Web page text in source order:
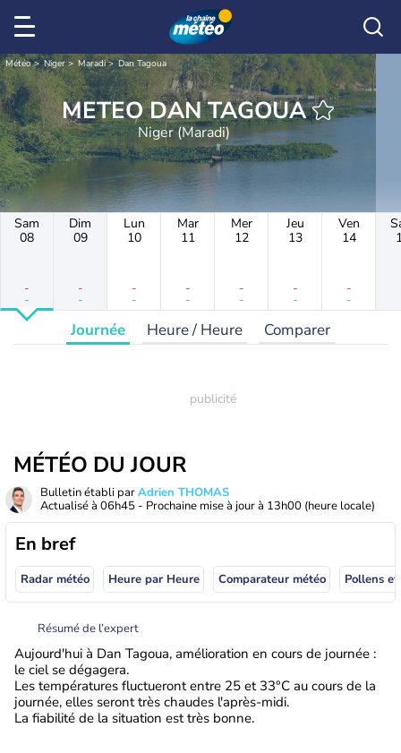
Météo Niger Maradi Dan Tagoua
METEO DAN TAGOUA
Niger (Maradi)
Sam
08
-
-
Dim
09
-
-
Lun
10
-
-
Mar
11
-
-
Mer
12
-
-
Jeu
13
-
-
Ven
14
-
-
Journée Heure / Heure Comparer
MÉTÉO DU JOUR
Bulletin établi parAdrien THOMAS
Actualisé à 06h45 - Prochaine mise à jour à 13h00 (heure locale)
En bref
Radar météo Heure par Heure Comparateur météo Pollens
Résumé de l’expert
Aujourd'hui à Dan Tagoua, amélioration en cours de journée :
le ciel se dégagera.
Les températures fluctueront entre 25 et 33°C au cours de la
journée, elles seront très chaudes l'après-midi.
La fiabilité de la situation est très bonne.